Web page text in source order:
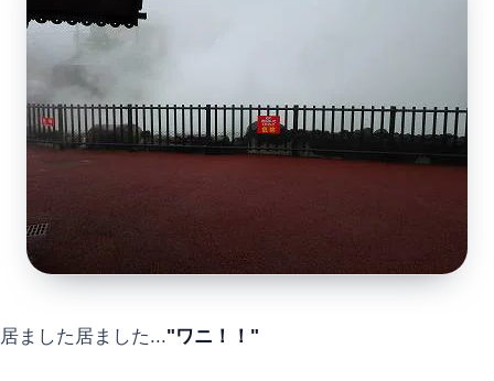
居ました居ました..."ワニ！！"